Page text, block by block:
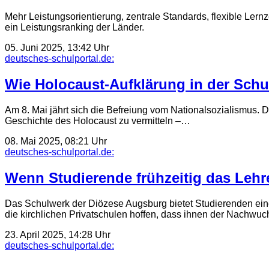
Mehr Leistungsorientierung, zentrale Standards, flexible
ein Leistungsranking der Länder.
05. Juni 2025, 13:42 Uhr
deutsches-schulportal.de:
Wie Holocaust-Aufklärung in der
Am 8. Mai jährt sich die Befreiung vom National­sozialismus.
Geschichte des Holocaust zu vermitteln –…
08. Mai 2025, 08:21 Uhr
deutsches-schulportal.de:
Wenn Studierende frühzeitig das
Das Schulwerk der Diözese Augsburg bietet Studierenden
die kirchlichen Privatschulen hoffen, dass ihnen der
23. April 2025, 14:28 Uhr
deutsches-schulportal.de: